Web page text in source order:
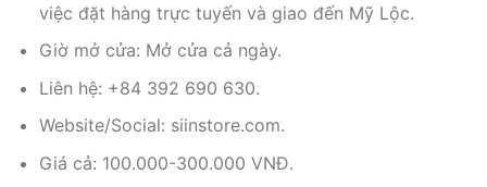
việc đặt hàng trực tuyến và giao đến Mỹ Lộc.
Giờ mở cửa: Mở cửa cả ngày.
Liên hệ: +84 392 690 630.
Website/Social: siinstore.com.
Giá cả: 100.000-300.000 VNĐ.